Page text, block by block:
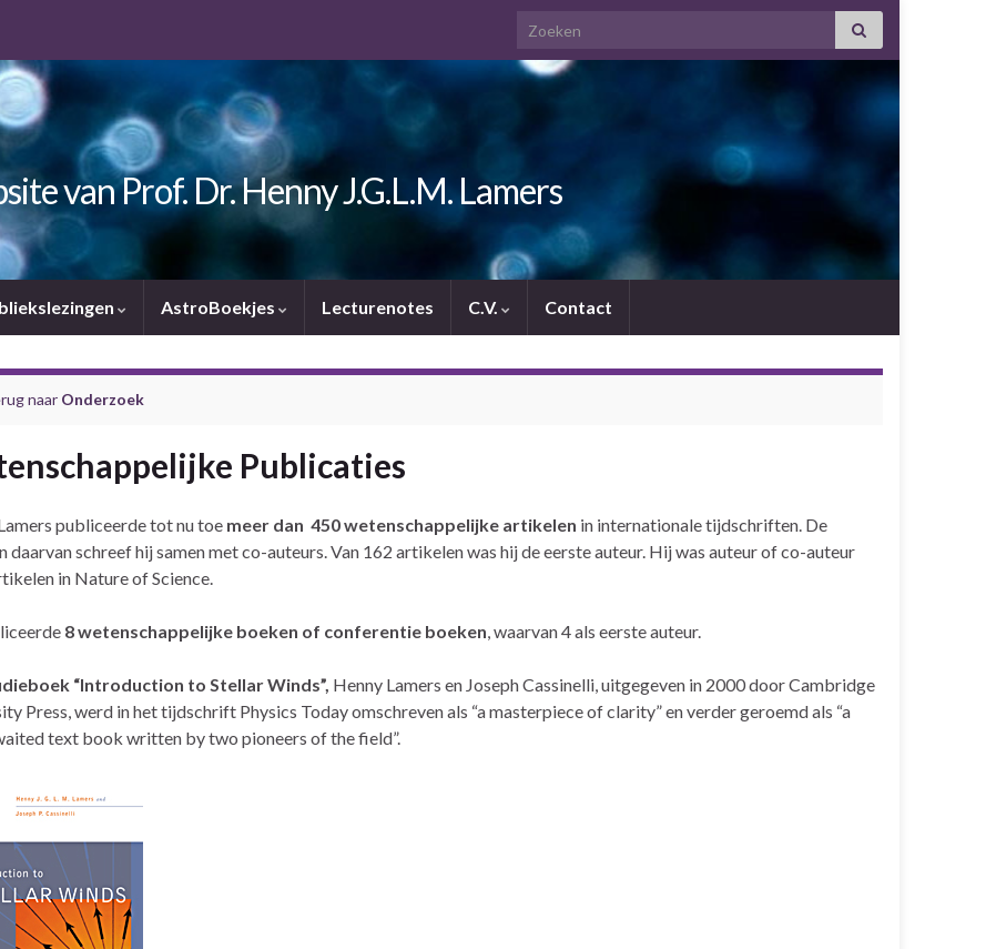
Search for:
van Prof. Dr. Henny J.G.L.M. Lamers
AstroBoekjes Lecturenotes C.V. Contact
naar Onderzoek
Publicaties
publiceerde tot nu toe meer dan 450 wetenschappelijke artikelen in internationale tijdschriften. De
daarvan schreef hij samen met co-auteurs. Van 162 artikelen was hij de eerste auteur. Hij was auteur of co-auteur
in Nature of Science.
8 wetenschappelijke boeken of conferentie boeken, waarvan 4 als eerste auteur.
“Introduction to Stellar Winds”, Henny Lamers en Joseph Cassinelli, uitgegeven in 2000 door Cambridge
Press, werd in het tijdschrift Physics Today omschreven als “a masterpiece of clarity” en verder geroemd als “a
text book written by two pioneers of the field”.